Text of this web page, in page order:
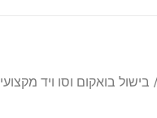
/ בישול בואקום וסו ויד מקצועי
המחיר